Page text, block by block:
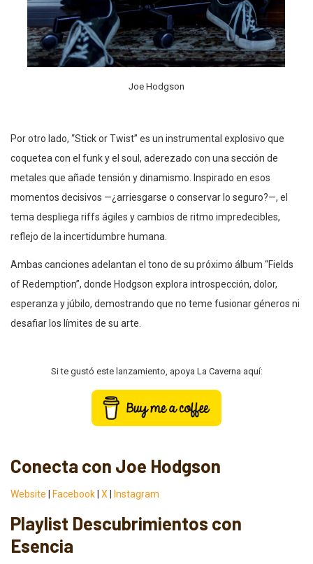
Joe Hodgson
Por otro lado, “Stick or Twist” es un instrumental explosivo que
coquetea con el funk y el soul, aderezado con una sección de
metales que añade tensión y dinamismo. Inspirado en esos
momentos decisivos —¿arriesgarse o conservar lo seguro?—, el
tema despliega riffs ágiles y cambios de ritmo impredecibles,
reflejo de la incertidumbre humana.
Ambas canciones adelantan el tono de su próximo álbum “Fields
of Redemption”, donde Hodgson explora introspección, dolor,
esperanza y júbilo, demostrando que no teme fusionar géneros ni
desafiar los límites de su arte.
Si te gustó este lanzamiento, apoya La Caverna aquí:
Conecta con Joe Hodgson
Website Facebook X Instagram
Playlist Descubrimientos con
Esencia